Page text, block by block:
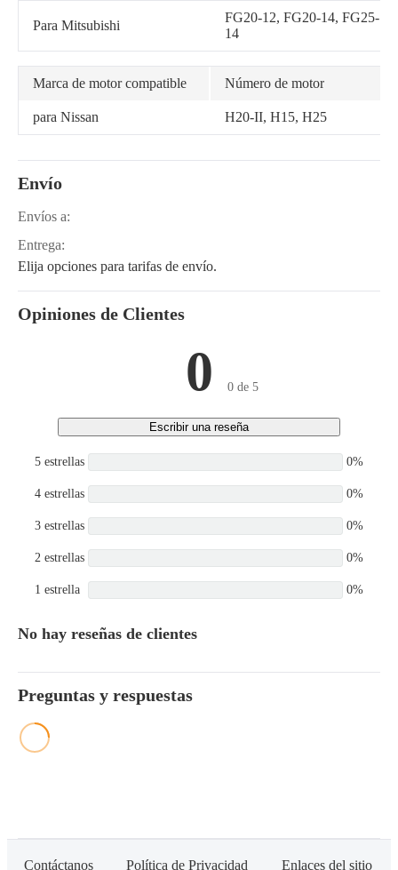
Para Mitsubishi
FG20-12, FG20-14, FG25-
14
Marca de motor compatible Número de motor
para Nissan H20-II, H15, H25
Envío
Envíos a:
Entrega:
Elija opciones para tarifas de envío.
Opiniones de Clientes
0 0 de 5
Escribir una reseña
5 estrellas 0%
4 estrellas 0%
3 estrellas 0%
2 estrellas 0%
1 estrella 0%
No hay reseñas de clientes
Preguntas y respuestas
Contáctanos Política de Privacidad Enlaces del sitio